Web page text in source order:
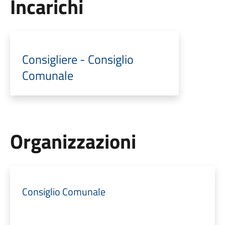
Incarichi
Consigliere - Consiglio
Comunale
Organizzazioni
Consiglio Comunale